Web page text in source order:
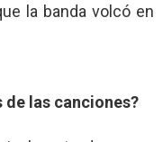
la banda volcó en
las canciones?